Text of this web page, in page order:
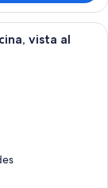
con una mesa
vista al